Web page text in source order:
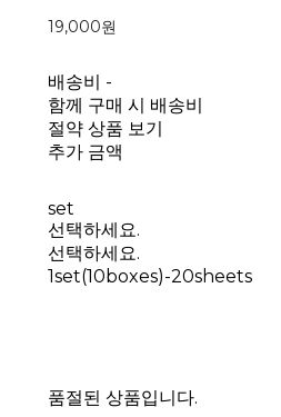
19,000원
배송비 -
함께 구매 시 배송비
절약 상품 보기
추가 금액
set
선택하세요.
선택하세요.
1set(10boxes)-20sheets
품절된 상품입니다.